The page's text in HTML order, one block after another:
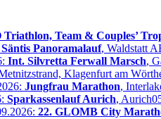
Team & Couples’
Panoramalauf, Waldstatt
Int. Silvretta Ferwall Marsch,
Klagenfurt am
Jungfrau Marathon,
Sparkassenlauf Aurich, Aurich
22. GLOMB City